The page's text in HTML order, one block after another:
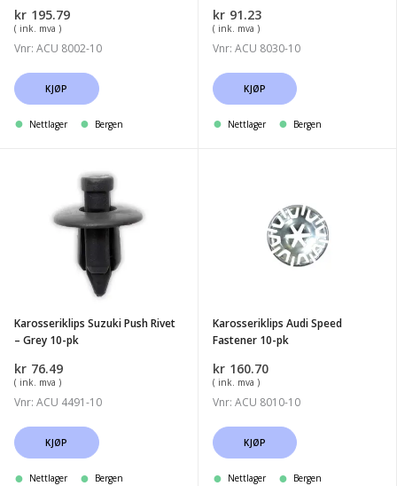
kr 195.79
( ink. mva )
Vnr: ACU 8002-10
KJØP
Nettlager Bergen
kr 91.23
( ink. mva )
Vnr: ACU 8030-10
KJØP
Nettlager Bergen
Karosseriklips
pk
Karosseriklips Suzuki Push Rivet
– Grey 10-pk
kr 76.49
( ink. mva )
Vnr: ACU 4491-10
KJØP
Nettlager Bergen
Fastener
Karosseriklips Audi Speed
Fastener 10-pk
kr 160.70
( ink. mva )
Vnr: ACU 8010-10
KJØP
Nettlager Bergen